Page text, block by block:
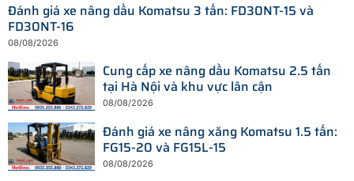
Đánh giá xe nâng dầu Komatsu 3 tấn: FD30NT-15 và
FD30NT-16
08/08/2026
Cung cấp xe nâng dầu Komatsu 2.5 tấn
tại Hà Nội và khu vực lân cận
08/08/2026
Đánh giá xe nâng xăng Komatsu 1.5 tấn:
FG15-20 và FG15L-15
08/08/2026